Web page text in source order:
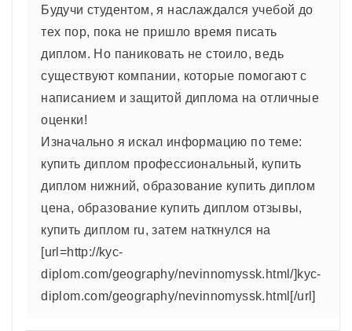
Будучи студентом, я наслаждался учебой до
тех пор, пока не пришло время писать
диплом. Но паниковать не стоило, ведь
существуют компании, которые помогают с
написанием и защитой диплома на отличные
оценки!
Изначально я искал информацию по теме:
купить диплом профессиональный, купить
диплом нижний, образование купить диплом
цена, образование купить диплом отзывы,
купить диплом ru, затем наткнулся на
[url=http://kyc-
diplom.com/geography/nevinnomyssk.html/]kyc-
diplom.com/geography/nevinnomyssk.html[/url]